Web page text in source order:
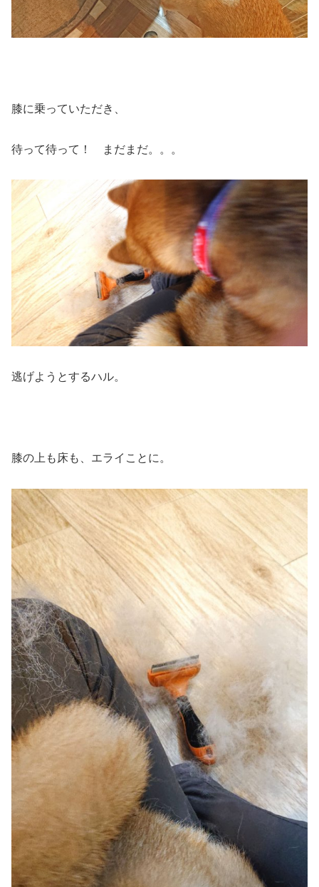
膝に乗っていただき、
待って待って！ まだまだ。。。
逃げようとするハル。
膝の上も床も、エライことに。